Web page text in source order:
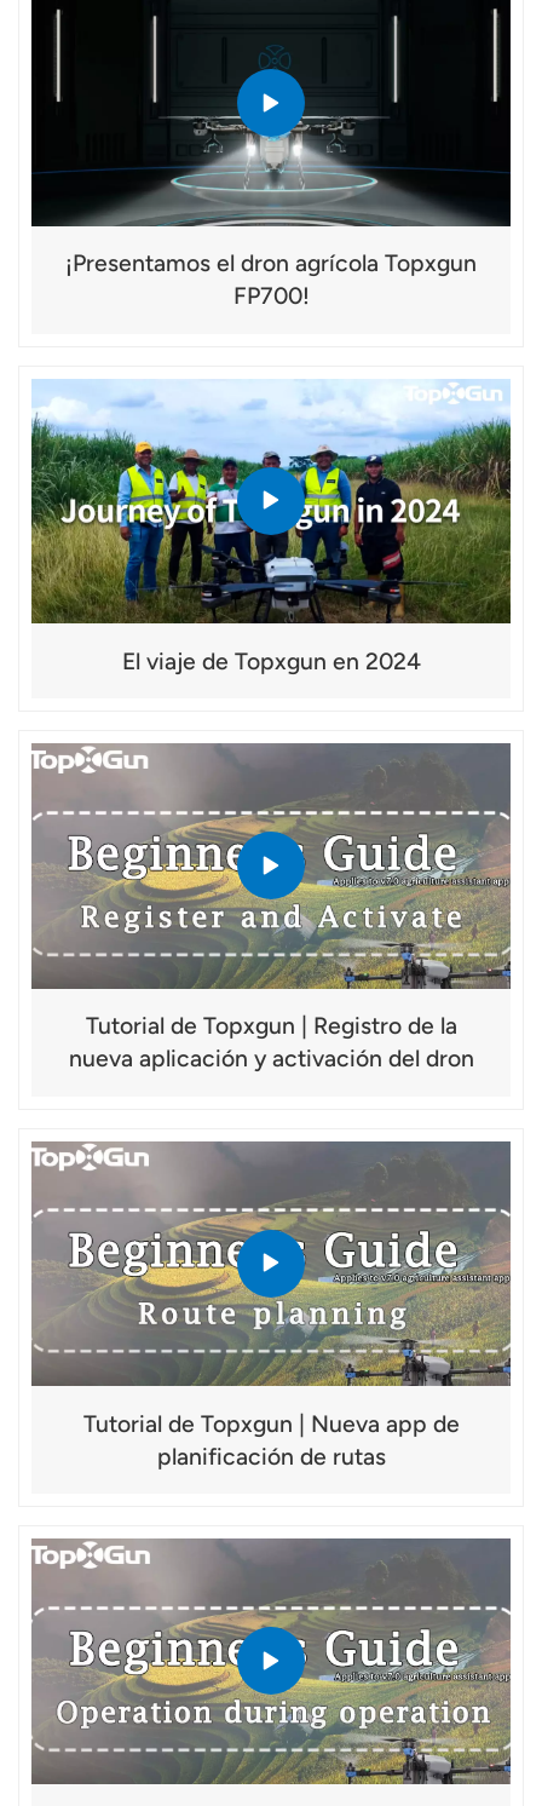
¡Presentamos el dron agrícola Topxgun
FP700!
El viaje de Topxgun en 2024
Tutorial de Topxgun | Registro de la
nueva aplicación y activación del dron
Tutorial de Topxgun | Nueva app de
planificación de rutas